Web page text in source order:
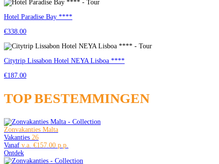
Hotel Paradise Bay ****
€338.00
Citytrip Lissabon Hotel NEYA Lisboa ****
€187.00
TOP BESTEMMINGEN
Zonvakanties Malta
Vakanties 26
Vanaf
€157.00
Ontdek